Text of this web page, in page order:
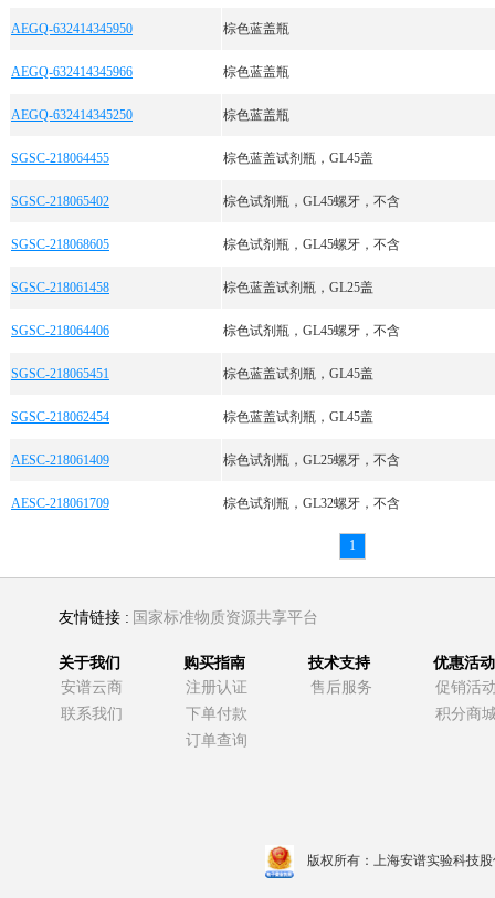
AEGQ-632414345950 棕色蓝盖瓶
AEGQ-632414345966 棕色蓝盖瓶
AEGQ-632414345250 棕色蓝盖瓶
SGSC-218064455 棕色蓝盖试剂瓶，GL45盖
SGSC-218065402 棕色试剂瓶，GL45螺牙，不含
SGSC-218068605 棕色试剂瓶，GL45螺牙，不含
SGSC-218061458 棕色蓝盖试剂瓶，GL25盖
SGSC-218064406 棕色试剂瓶，GL45螺牙，不含
SGSC-218065451 棕色蓝盖试剂瓶，GL45盖
SGSC-218062454 棕色蓝盖试剂瓶，GL45盖
AESC-218061409 棕色试剂瓶，GL25螺牙，不含
AESC-218061709 棕色试剂瓶，GL32螺牙，不含
1
友情链接 : 国家标准物质资源共享平台
关于我们
安谱云商
联系我们
购买指南
注册认证
下单付款
订单查询
技术支持
售后服务
优惠活动
促销活
积分商
版权所有：上海安谱实验科技